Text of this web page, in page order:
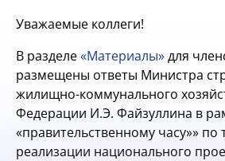
Уважаемые коллеги!
В разделе«Материалы»для
размещены ответы Министра
жилищно-коммунального
Федерации И.Э. Файзуллина в
«правительственному часу»» по
реализации национального